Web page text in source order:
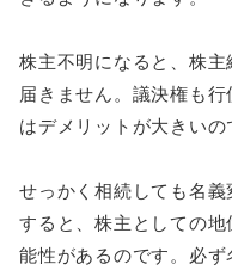
株主不明になると、株
届きません。議決権も
はデメリットが大きいの
せっかく相続しても名
すると、株主としての
能性があるのです。必ず